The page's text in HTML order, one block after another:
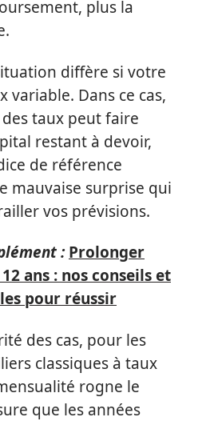
plus la
diffère si votre
variable. Dans ce cas,
taux peut faire
restant à devoir,
de référence
mauvaise surprise qui
vos prévisions.
: Prolonger
ans : nos conseils et
pour réussir
des cas, pour les
classiques à taux
rogne le
que les années